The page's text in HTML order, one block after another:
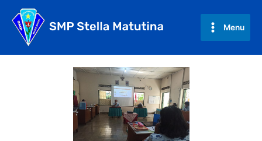
content
Main
Menu
Menu